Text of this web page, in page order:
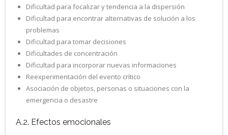
Dificultad para focalizar y tendencia a la dispersión
Dificultad para encontrar alternativas de solución a los
problemas
Dificultad para tomar decisiones
Dificultades de concentración
Dificultad para incorporar nuevas informaciones
Reexperimentación del evento crítico
Asociación de objetos, personas o situaciones con la
emergencia o desastre
A.2. Efectos emocionales